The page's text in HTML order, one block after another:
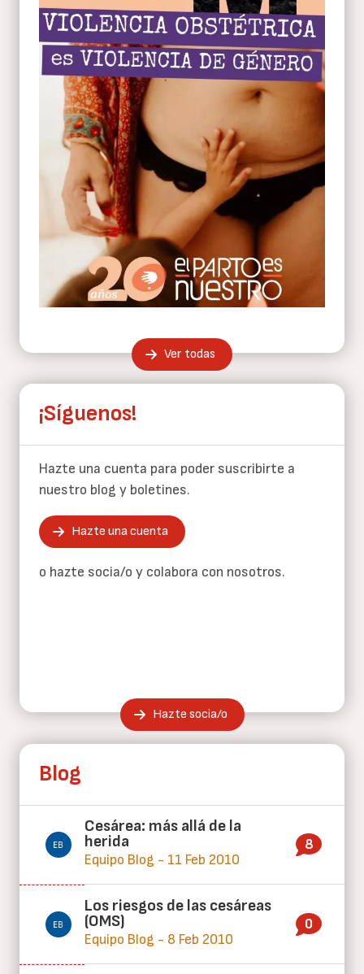
Ver todas
¡Síguenos!
Hazte una cuenta para poder suscribirte a
nuestro blog y boletines.
Hazte una cuenta
o hazte socia/o y colabora con nosotros.
Hazte socia/o
Blog
Cesárea: más allá de la
herida
Equipo Blog - 11 Feb 2010
8
Los riesgos de las cesáreas
(OMS)
Equipo Blog - 8 Feb 2010
0